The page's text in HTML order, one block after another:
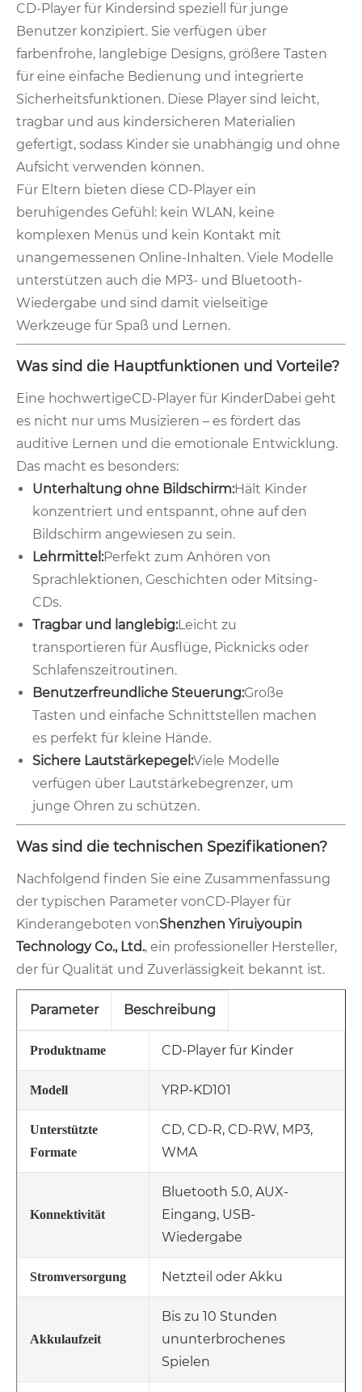
CD-Player für Kindersind speziell für junge
Benutzer konzipiert. Sie verfügen über
farbenfrohe, langlebige Designs, größere Tasten
für eine einfache Bedienung und integrierte
Sicherheitsfunktionen. Diese Player sind leicht,
tragbar und aus kindersicheren Materialien
gefertigt, sodass Kinder sie unabhängig und ohne
Aufsicht verwenden können.
Für Eltern bieten diese CD-Player ein
beruhigendes Gefühl: kein WLAN, keine
komplexen Menüs und kein Kontakt mit
unangemessenen Online-Inhalten. Viele Modelle
unterstützen auch die MP3- und Bluetooth-
Wiedergabe und sind damit vielseitige
Werkzeuge für Spaß und Lernen.
Was sind die Hauptfunktionen und Vorteile?
Eine hochwertigeCD-Player für KinderDabei geht
es nicht nur ums Musizieren – es fördert das
auditive Lernen und die emotionale Entwicklung.
Das macht es besonders:
Unterhaltung ohne Bildschirm:Hält Kinder
konzentriert und entspannt, ohne auf den
Bildschirm angewiesen zu sein.
Lehrmittel:Perfekt zum Anhören von
Sprachlektionen, Geschichten oder Mitsing-
CDs.
Tragbar und langlebig:Leicht zu
transportieren für Ausflüge, Picknicks oder
Schlafenszeitroutinen.
Benutzerfreundliche Steuerung:Große
Tasten und einfache Schnittstellen machen
es perfekt für kleine Hände.
Sichere Lautstärkepegel:Viele Modelle
verfügen über Lautstärkebegrenzer, um
junge Ohren zu schützen.
Was sind die technischen Spezifikationen?
Nachfolgend finden Sie eine Zusammenfassung
der typischen Parameter vonCD-Player für
Kinderangeboten vonShenzhen Yiruiyoupin
Technology Co., Ltd., ein professioneller Hersteller,
der für Qualität und Zuverlässigkeit bekannt ist.
Parameter Beschreibung
Produktname CD-Player für Kinder
Modell YRP-KD101
Unterstützte
Formate
CD, CD-R, CD-RW, MP3,
WMA
Konnektivität
Bluetooth 5.0, AUX-
Eingang, USB-
Wiedergabe
Stromversorgung Netzteil oder Akku
Akkulaufzeit
Bis zu 10 Stunden
ununterbrochenes
Spielen